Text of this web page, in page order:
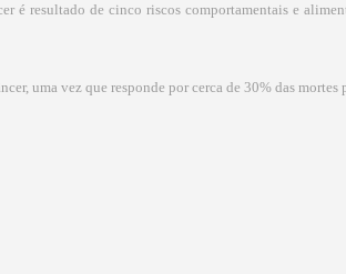
é resultado de cinco riscos comportamentais e
uma vez que responde por cerca de 30% das